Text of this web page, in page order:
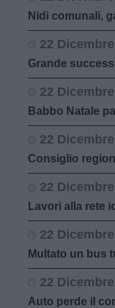
Nidi comunali,
22
Grande
22
Babbo Natale
22
Consiglio
22
Lavori alla rete
22
Multato un bus
22
Auto perde il